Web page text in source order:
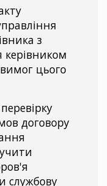
з
керівником
цього
договору
службову